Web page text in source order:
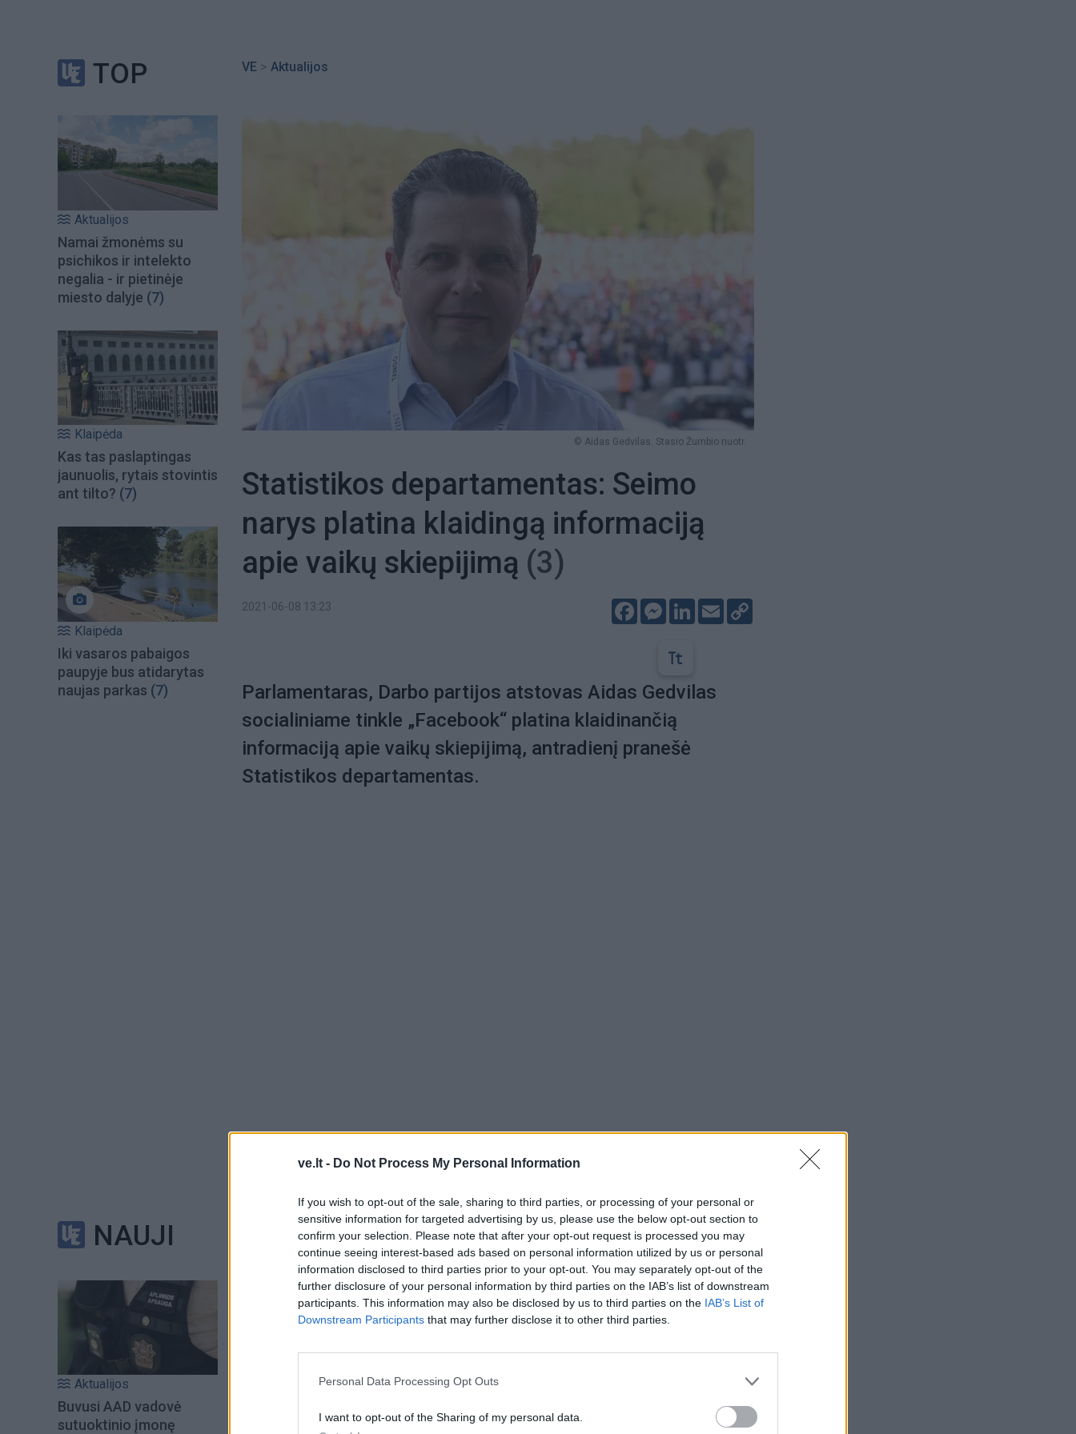
ve.lt - Do Not Process My Personal Information
If you wish to opt-out of the sale, sharing to third parties, or processing of your personal or
sensitive information for targeted advertising by us, please use the below opt-out section to
confirm your selection. Please note that after your opt-out request is processed you may
continue seeing interest-based ads based on personal information utilized by us or personal
information disclosed to third parties prior to your opt-out. You may separately opt-out of the
further disclosure of your personal information by third parties on the IAB’s list of downstream
participants. This information may also be disclosed by us to third parties on the IAB’s List of
Downstream Participants that may further disclose it to other third parties.
Personal Data Processing Opt Outs
I want to opt-out of the Sharing of my personal data.
TOP
Aktualijos
Namai žmonėms su
psichikos ir intelekto
negalia - ir pietinėje
miesto dalyje (7)
Klaipėda
Kas tas paslaptingas
jaunuolis, rytais stovintis
ant tilto? (7)
Klaipėda
Iki vasaros pabaigos
paupyje bus atidarytas
naujas parkas (7)
NAUJI
Aktualijos
Buvusi AAD vadovė
sutuoktinio įmonę
VE > Aktualijos
© Aidas Gedvilas. Stasio Žumbio nuotr.
Statistikos departamentas: Seimo
narys platina klaidingą informaciją
apie vaikų skiepijimą (3)
2021-06-08 13:23 FacebookMessenger
LinkedIn
Email
Parlamentaras, Darbo partijos atstovas Aidas Gedvilas
socialiniame tinkle „Facebook“ platina klaidinančią
informaciją apie vaikų skiepijimą, antradienį pranešė
Statistikos departamentas.